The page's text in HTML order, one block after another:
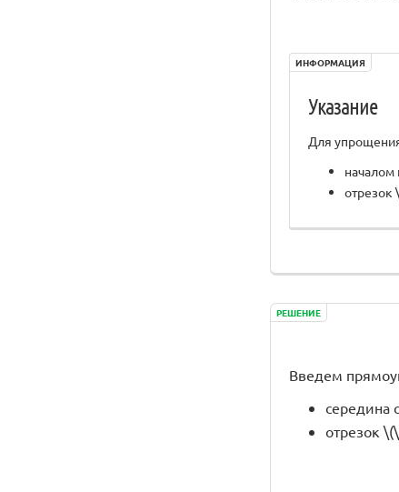
ИНФОРМАЦИЯ
Указание
Для
началом
отрезок
РЕШЕНИЕ
Введем
середина
отрезок